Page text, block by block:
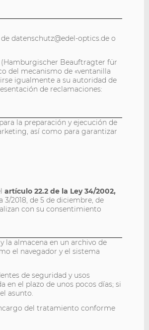
datenschutz@edel-optics.de o
Beauftragter für
del mecanismo de «ventanilla
igualmente a su autoridad de
de reclamaciones:
la preparación y ejecución de
así como para garantizar
artículo 22.2 de la Ley 34/2002,
3/2018, de 5 de diciembre, de
con su consentimiento
la almacena en un archivo de
el navegador y el sistema
de seguridad y usos
en el plazo de unos pocos días; si
asunto.
del tratamiento conforme